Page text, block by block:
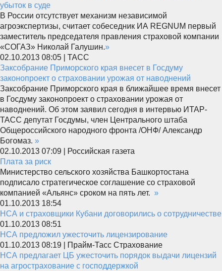
убыток в суде
В России отсутствует механизм независимой
агроэкспертизы, считает собеседник ИА REGNUM первый
заместитель председателя правления страховой компании
«СОГАЗ» Николай Галушин.»
02.10.2013 08:05 | ТАСС
Заксобрание Приморского края внесет в Госдуму
законопроект о страховании урожая от наводнений
Заксобрание Приморского края в ближайшее время внесет
в Госдуму законопроект о страховании урожая от
наводнений. Об этом заявил сегодня в интервью ИТАР-
ТАСС депутат Госдумы, член Центрального штаба
Общероссийского народного фронта /ОНФ/ Александр
Богомаз. »
02.10.2013 07:09 | Российская газета
Плата за риск
Министерство сельского хозяйства Башкортостана
подписало стратегическое соглашение со страховой
компанией «Альянс» сроком на пять лет. »
01.10.2013 18:54
НСА и страховщики Кубани договорились о сотрудничестве
01.10.2013 08:51
НСА предложил ужесточить лицензирование
01.10.2013 08:19 | Прайм-Тасс Страхование
НСА предлагает ЦБ ужесточить порядок выдачи лицензий
на агрострахование с господдержкой